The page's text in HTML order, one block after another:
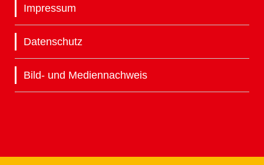
Impressum
Datenschutz
Bild- und Mediennachweis